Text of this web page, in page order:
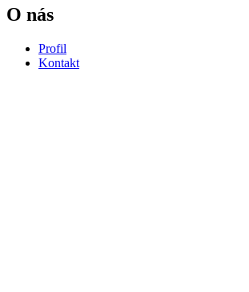
O nás
Profil
Kontakt